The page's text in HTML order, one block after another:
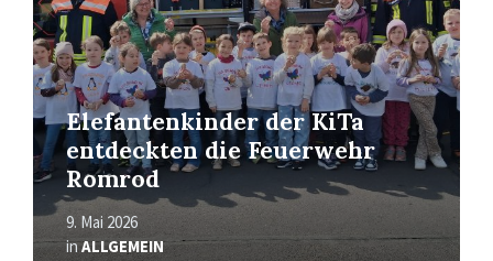
Elefantenkinder der KiTa
entdeckten die Feuerwehr
Romrod
9. Mai 2026
inALLGEMEIN